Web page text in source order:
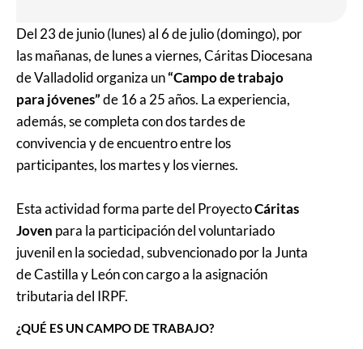
Del 23 de junio (lunes) al 6 de julio (domingo), por
las mañanas, de lunes a viernes, Cáritas Diocesana
de Valladolid organiza un“Campo de trabajo
para jóvenes”de 16 a 25 años. La experiencia,
además, se completa con dos tardes de
convivencia y de encuentro entre los
participantes, los martes y los viernes.
Esta actividad forma parte del ProyectoCáritas
Joven para la participación del voluntariado
juvenil en la sociedad, subvencionado por la Junta
de Castilla y León con cargo a la asignación
tributaria del IRPF.
¿QUÉ ES UN CAMPO DE TRABAJO?